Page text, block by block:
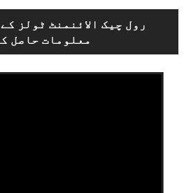
رول چیک الائنمنٹ ٹولز کے
معلومات حاصل